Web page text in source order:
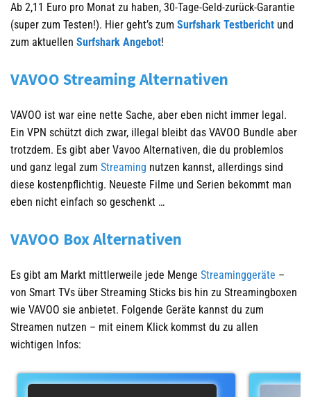
Ab 2,11 Euro pro Monat zu haben, 30-Tage-Geld-zurück-Garantie
(super zum Testen!). Hier geht’s zum Surfshark Testbericht und
zum aktuellen Surfshark Angebot!
VAVOO Streaming Alternativen
VAVOO ist war eine nette Sache, aber eben nicht immer legal.
Ein VPN schützt dich zwar, illegal bleibt das VAVOO Bundle aber
trotzdem. Es gibt aber Vavoo Alternativen, die du problemlos
und ganz legal zum Streaming nutzen kannst, allerdings sind
diese kostenpflichtig. Neueste Filme und Serien bekommt man
eben nicht einfach so geschenkt …
VAVOO Box Alternativen
Es gibt am Markt mittlerweile jede Menge Streaminggeräte –
von Smart TVs über Streaming Sticks bis hin zu Streamingboxen
wie VAVOO sie anbietet. Folgende Geräte kannst du zum
Streamen nutzen – mit einem Klick kommst du zu allen
wichtigen Infos: